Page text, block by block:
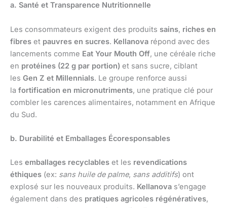
a. Santé et Transparence Nutritionnelle
Les consommateurs exigent des produits sains, riches en
fibres et pauvres en sucres. Kellanova répond avec des
lancements comme Eat Your Mouth Off, une céréale riche
en protéines (22 g par portion) et sans sucre, ciblant
les Gen Z et Millennials. Le groupe renforce aussi
la fortification en micronutriments, une pratique clé pour
combler les carences alimentaires, notamment en Afrique
du Sud.
b. Durabilité et Emballages Écoresponsables
Les emballages recyclables et les revendications
éthiques (ex: sans huile de palme, sans additifs) ont
explosé sur les nouveaux produits. Kellanova s’engage
également dans des pratiques agricoles régénératives,